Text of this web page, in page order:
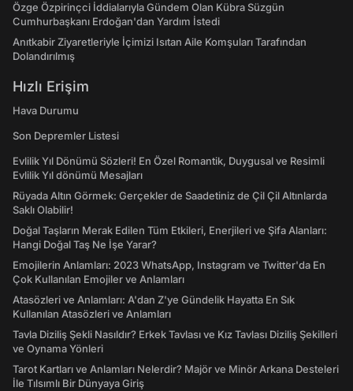
Özge Özpirinçci İddialarıyla Gündem Olan Kübra Süzgün
Cumhurbaşkanı Erdoğan'dan Yardım İstedi
Anıtkabir Ziyaretleriyle İçimizi Isıtan Aile Komşuları Tarafından
Dolandırılmış
Hızlı Erişim
Hava Durumu
Son Depremler Listesi
Evlilik Yıl Dönümü Sözleri! En Özel Romantik, Duygusal ve Resimli
Evlilik Yıl dönümü Mesajları
Rüyada Altın Görmek: Gerçekler de Saadetiniz de Çil Çil Altınlarda
Saklı Olabilir!
Doğal Taşların Merak Edilen Tüm Etkileri, Enerjileri ve Şifa Alanları:
Hangi Doğal Taş Ne İşe Yarar?
Emojilerin Anlamları: 2023 WhatsApp, Instagram ve Twitter'da En
Çok Kullanılan Emojiler ve Anlamları
Atasözleri ve Anlamları: A'dan Z'ye Gündelik Hayatta En Sık
Kullanılan Atasözleri ve Anlamları
Tavla Diziliş Şekli Nasıldır? Erkek Tavlası ve Kız Tavlası Diziliş Şekilleri
ve Oynama Yönleri
Tarot Kartları ve Anlamları Nelerdir? Majör ve Minör Arkana Desteleri
İle Tılsımlı Bir Dünyaya Giriş